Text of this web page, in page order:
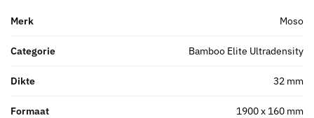
Merk Moso
Categorie Bamboo Elite Ultradensity
Dikte 32 mm
Formaat 1900 x 160 mm